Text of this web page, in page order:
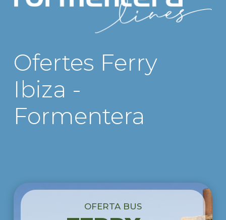
Ofertes Ferry
Ibiza -
Formentera
OFERTA BUS